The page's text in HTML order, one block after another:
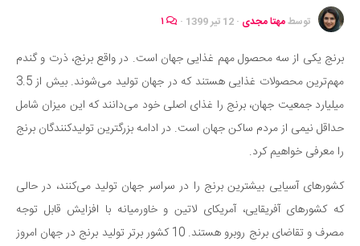
موفقیت و مهارت‌های فردی
تغذیه سالم
بهداشت
بیماری و درمان
کودک و مادر
ورزش و تندرستی
روانشناسی
مراکز پزشکی و دارویی
توسطمهتا مجدی · 12 تیر 1399 ·
برنج یکی از سه محصول مهم غذایی جهان است. در واقع برنج، ذرت و گندم
مهم‌ترین محصولات غذایی هستند که در جهان تولید می‌شوند. بیش از 3.5
میلیارد جمعیت جهان، برنج را غذای اصلی خود می‌دانند که این میزان شامل
حداقل نیمی از مردم ساکن جهان است. در ادامه بزرگترین تولیدکنندگان برنج
را معرفی خواهیم کرد.
کشورهای آسیایی بیشترین برنج را در سراسر جهان تولید می‌کنند، در حالی
که کشورهای آفریقایی، آمریکای لاتین و خاورمیانه با افزایش قابل توجه
مصرف و تقاضای برنج روبرو هستند. 10 کشور برتر تولید برنج در جهان امروز